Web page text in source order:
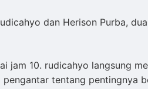
dan Herison Purba,
jam 10. rudicahyo langsung
pengantar tentang pentingnya